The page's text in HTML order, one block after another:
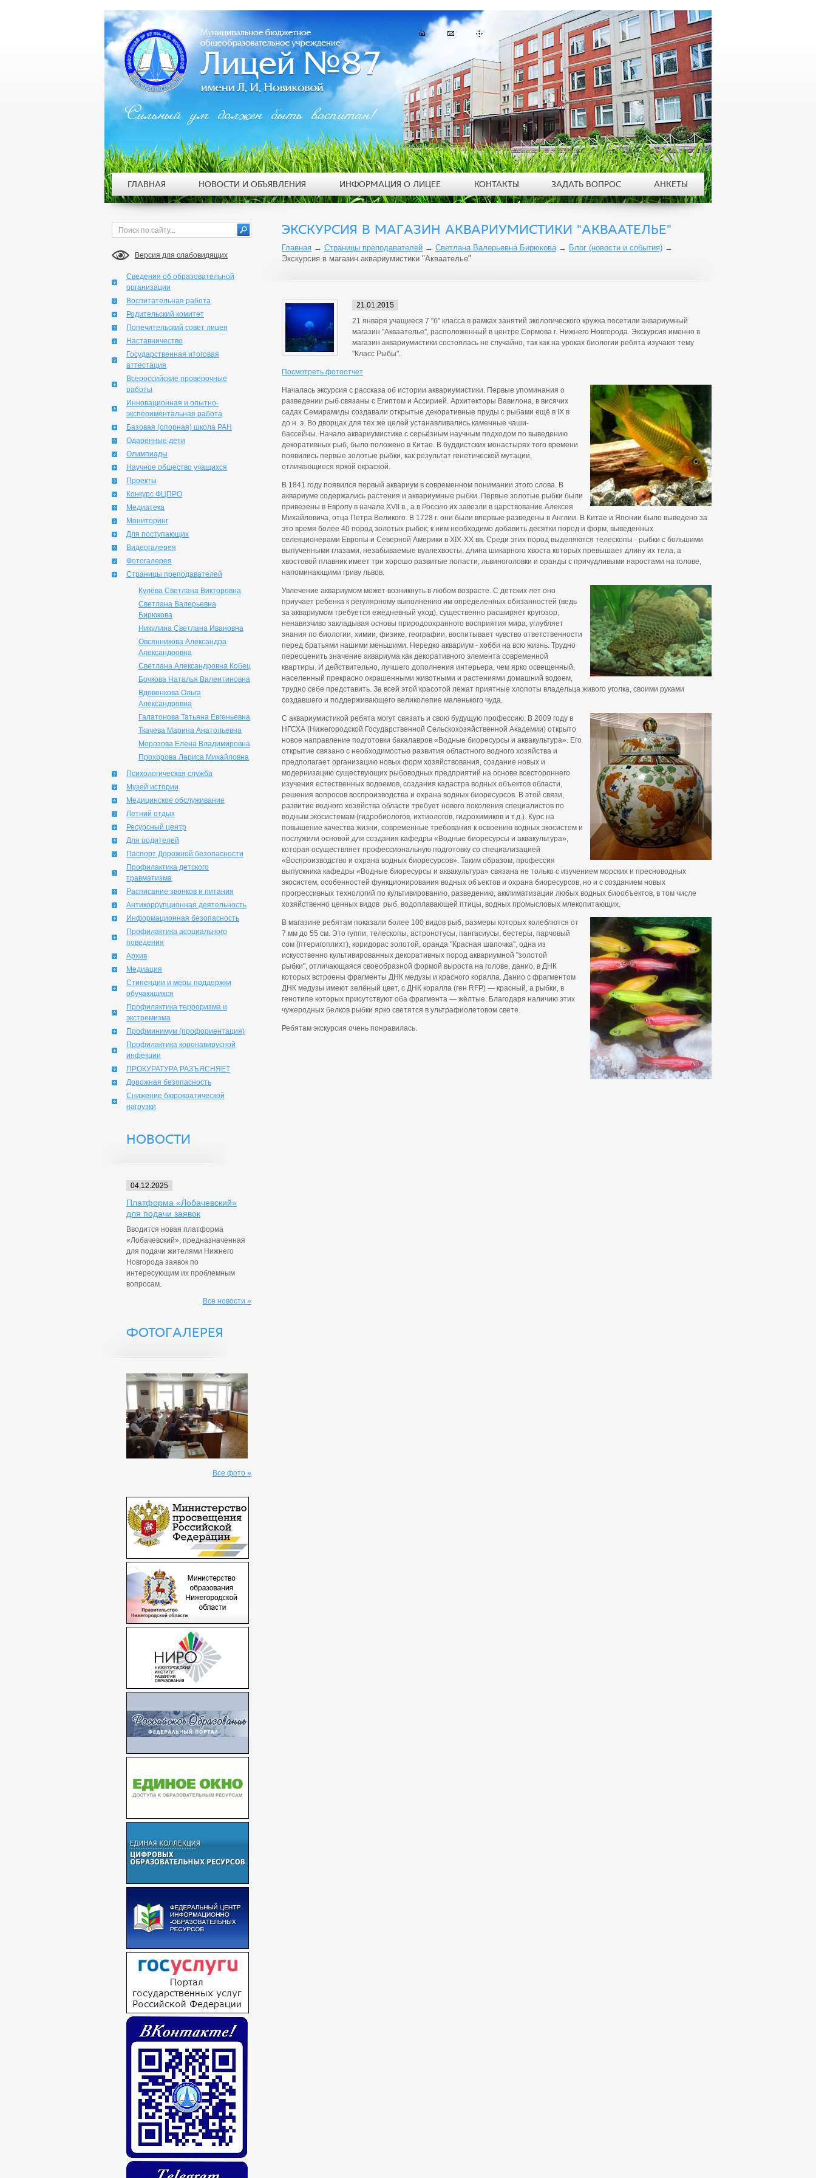
Версия для слабовидящих
Сведения об образовательной
организации
Воспитательная работа
Родительский комитет
Попечительский совет лицея
Наставничество
Государственная итоговая
аттестация
Всероссийские проверочные
работы
Инновационная и опытно-
экспериментальная работа
Базовая (опорная) школа РАН
Одарённые дети
Олимпиады
Научное общество учащихся
Проекты
Конкурс ФЦПРО
Медиатека
Мониторинг
Для поступающих
Видеогалерея
Фотогалерея
Страницы преподавателей
Кулёва Светлана Викторовна
Светлана Валерьевна
Бирюкова
Никулина Светлана Ивановна
Овсянникова Александра
Александровна
Светлана Александровна Кобец
Бочкова Наталья Валентиновна
Вдовенкова Ольга
Александровна
Галатонова Татьяна Евгеньевна
Ткачева Марина Анатольевна
Морозова Елена Владимировна
Прохорова Лариса Михайловна
Психологическая служба
Музей истории
Медицинское обслуживание
Летний отдых
Ресурсный центр
Для родителей
Паспорт Дорожной безопасности
Профилактика детского
травматизма
Расписание звонков и питания
Антикоррупционная деятельность
Информационная безопасность
Профилактика асоциального
поведения
Архив
Медиация
Стипендии и меры поддержки
обучающихся
Профилактика терроризма и
экстремизма
Профминимум (профориентация)
Профилактика коронавирусной
инфекции
ПРОКУРАТУРА РАЗЪЯСНЯЕТ
Дорожная безопасность
Снижение бюрократической
нагрузки
НОВОСТИ
04.12.2025
Платформа «Лобачевский»
для подачи заявок
Вводится новая платформа
«Лобачевский», предназначенная
для подачи жителями Нижнего
Новгорода заявок по
интересующим их проблемным
вопросам.
Все новости »
ФОТОГАЛЕРЕЯ
Все фото »
ЭКСКУРСИЯ В МАГАЗИН АКВАРИУМИСТИКИ "АКВААТЕЛЬЕ"
Главная → Страницы преподавателей → Светлана Валерьевна Бирюкова→ Блог (новости и события) →
Экскурсия в магазин аквариумистики "Акваателье"
21.01.2015
21 января учащиеся 7 "б" класса в рамках занятий экологического кружка посетили аквариумный
магазин "Акваателье", расположенный в центре Сормова г. Нижнего Новгорода. Экскурсия именно в
магазин аквариумистики состоялась не случайно, так как на уроках биологии ребята изучают тему
"Класс Рыбы".
Посмотреть фотоотчет
Началась эксурсия с рассказа об истории аквариумистики. Первые упоминания о
разведении рыб связаны с Египтом и Ассирией. Архитекторы Вавилона, в висячих
садах Семирамиды создавали открытые декоративные пруды с рыбами ещё в IX в
до н. э. Во дворцах для тех же целей устанавливались каменные чаши-
бассейны. Начало аквариумистике с серьёзным научным подходом по выведению
декоративных рыб, было положено в Китае. В буддистских монастырях того времени
появились первые золотые рыбки, как результат генетической мутации,
отличающиеся яркой окраской.
В 1841 году появился первый аквариум в современном понимании этого слова. В
аквариуме содержались растения и аквариумные рыбки. Первые золотые рыбки были
привезены в Европу в начале XVII в., а в Россию их завезли в царствование Алексея
Михайловича, отца Петра Великого. В 1728 г. они были впервые разведены в Англии. В Китае и Японии было выведено за
это время более 40 пород золотых рыбок; к ним необходимо добавить десятки пород и форм, выведенных
селекционерами Европы и Северной Америки в XIX-XX вв. Среди этих пород выделяются телескопы - рыбки с большими
выпученными глазами, незабываемые вуалехвосты, длина шикарного хвоста которых превышает длину их тела, а
хвостовой плавник имеет три хорошо развитые лопасти, львиноголовки и оранды с причудливыми наростами на голове,
напоминающими гриву львов.
Увлечение аквариумом может возникнуть в любом возрасте. С детских лет оно
приучает ребенка к регулярному выполнению им определенных обязанностей (ведь
за аквариумом требуется ежедневный уход), существенно расширяет кругозор,
ненавязчиво закладывая основы природоохранного восприятия мира, углубляет
знания по биологии, химии, физике, географии, воспитывает чувство ответственности
перед братьями нашими меньшими. Нередко аквариум - хобби на всю жизнь. Трудно
переоценить значение аквариума как декоративного элемента современной
квартиры. И действительно, лучшего дополнения интерьера, чем ярко освещенный,
населенный прекрасно окрашенными животными и растениями домашний водоем,
трудно себе представить. За всей этой красотой лежат приятные хлопоты владельца живого уголка, своими руками
создавшего и поддерживающего великолепие маленького чуда.
С аквариумистикой ребята могут связать и свою будущую профессию. В 2009 году в
НГСХА (Нижегородской Государственной Сельскохозяйственной Академии) открыто
новое направление подготовки бакалавров «Водные биоресурсы и аквакультура». Его
открытие связано с необходимостью развития областного водного хозяйства и
предполагает организацию новых форм хозяйствования, создание новых и
модернизацию существующих рыбоводных предприятий на основе всестороннего
изучения естественных водоемов, создания кадастра водных объектов области,
решения вопросов воспроизводства и охрана водных биоресурсов. В этой связи,
развитие водного хозяйства области требует нового поколения специалистов по
водным экосистемам (гидробиологов, ихтиологов, гидрохимиков и т.д.). Курс на
повышение качества жизни, современные требования к освоению водных экосистем и
послужили основой для создания кафедры «Водные биоресурсы и аквакультура»,
которая осуществляет профессиональную подготовку со специализацией
«Воспроизводство и охрана водных биоресурсов». Таким образом, профессия
выпускника кафедры «Водные биоресурсы и аквакультура» связана не только с изучением морских и пресноводных
экосистем, особенностей функционирования водных объектов и охрана биоресурсов, но и с созданием новых
прогрессивных технологий по культивированию, разведению, акклиматизации любых водных биообъектов, в том числе
хозяйственно ценных видов рыб, водоплавающей птицы, водных промысловых млекопитающих.
В магазине ребятам показали более 100 видов рыб, размеры которых колеблются от
7 мм до 55 см. Это гуппи, телескопы, астронотусы, пангасиусы, бестеры, парчовый
сом (птеригоплихт), коридорас золотой, оранда "Красная шапочка", одна из
искусственно культивированных декоративных пород аквариумной "золотой
рыбки", отличающаяся своеобразной формой выроста на голове, данио, в ДНК
которых встроены фрагменты ДНК медузы и красного коралла. Данио с фрагментом
ДНК медузы имеют зелёный цвет, с ДНК коралла (ген RFP) — красный, а рыбки, в
генотипе которых присутствуют оба фрагмента — жёлтые. Благодаря наличию этих
чужеродных белков рыбки ярко светятся в ультрафиолетовом свете.
Ребятам экскурсия очень понравилась.
Сильный ум должен быть воспитан!
ГЛАВНАЯ НОВОСТИ И ОБЪЯВЛЕНИЯ ИНФОРМАЦИЯ О ЛИЦЕЕ КОНТАКТЫ ЗАДАТЬ ВОПРОС АНКЕТЫ